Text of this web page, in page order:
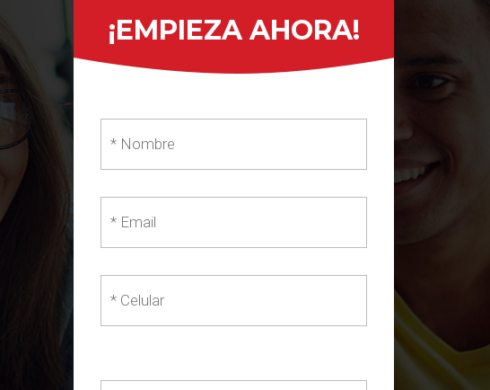
¡EMPIEZA AHORA!